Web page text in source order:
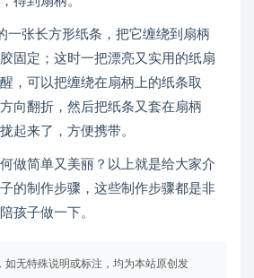
张长方形纸条，把它缠绕到扇柄
固定；这时一把漂亮又实用的纸扇
，可以把缠绕在扇柄上的纸条取
向翻折，然后把纸条又套在扇柄
起来了，方便携带。
简单又美丽？以上就是给大家介
的制作步骤，这些制作步骤都是非
孩子做一下。
如无特殊说明或标注，均为本站原创发